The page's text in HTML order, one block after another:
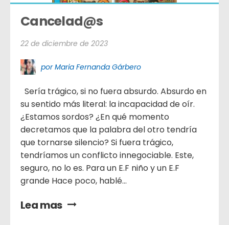
Cancelad@s
22 de diciembre de 2023
por Maria Fernanda Gárbero
Sería trágico, si no fuera absurdo. Absurdo en
su sentido más literal: la incapacidad de oír.
¿Estamos sordos? ¿En qué momento
decretamos que la palabra del otro tendría
que tornarse silencio? Si fuera trágico,
tendríamos un conflicto innegociable. Este,
seguro, no lo es. Para un E.F niño y un E.F
grande Hace poco, hablé...
Lea mas